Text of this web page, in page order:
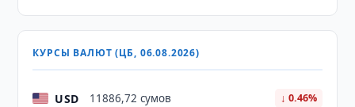
КУРСЫ ВАЛЮТ (ЦБ, 06.08.2026)
USD 11886,72 сумов ↓ 0.46%